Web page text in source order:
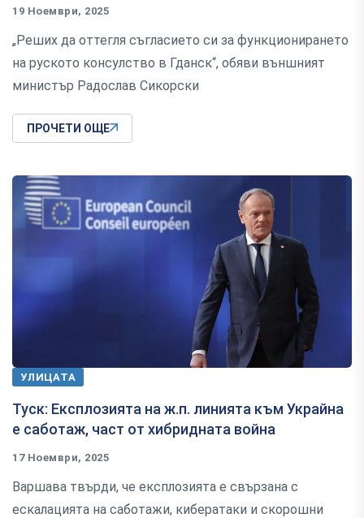
19 Ноември, 2025
„Реших да оттегля съгласието си за функционирането
на руското консулство в Гданск“, обяви външният
министър Радослав Сикорски
ПРОЧЕТИ ОЩЕ
УЛИЦАТА
Туск: Експлозията на ж.п. линията към Украйна
е саботаж, част от хибридната война
17 Ноември, 2025
Варшава твърди, че експлозията е свързана с
ескалацията на саботажи, кибератаки и скорошни